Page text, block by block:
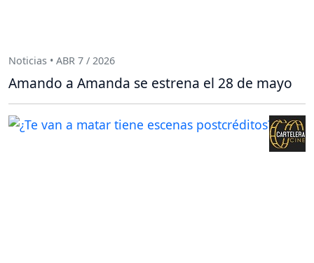
Noticias • ABR 7 / 2026
Amando a Amanda se estrena el 28 de mayo